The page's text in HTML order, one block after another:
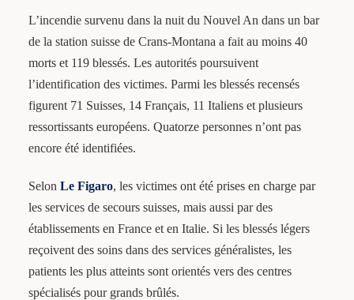
L’incendie survenu dans la nuit du Nouvel An dans un bar
de la station suisse de Crans-Montana a fait au moins 40
morts et 119 blessés. Les autorités poursuivent
l’identification des victimes. Parmi les blessés recensés
figurent 71 Suisses, 14 Français, 11 Italiens et plusieurs
ressortissants européens. Quatorze personnes n’ont pas
encore été identifiées.
Selon Le Figaro, les victimes ont été prises en charge par
les services de secours suisses, mais aussi par des
établissements en France et en Italie. Si les blessés légers
reçoivent des soins dans des services généralistes, les
patients les plus atteints sont orientés vers des centres
spécialisés pour grands brûlés.